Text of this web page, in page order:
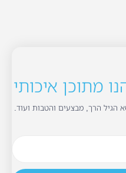
מתוכן איכותי
הגיל הרך, מבצעים והטבות ועוד.